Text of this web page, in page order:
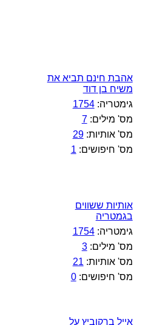
אהבת חינם תביא את
משיח בן דוד
גימטריה:1754
מס' מילים:7
מס' אותיות:29
מס' חיפושים: 1
אותיות ששווים
בגמטריה
גימטריה:1754
מס' מילים:3
מס' אותיות: 21
מס' חיפושים:0
אייל ברקוביץ על